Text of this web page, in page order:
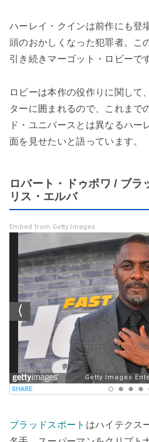
ハーレイ・クインは前作にも登
頭のおかしくなった犯罪者。こ
引き続きマーゴット・ロビーで
ロビーは本作の役作りに関して
ターに囲まれるので、これまで
ド・ユニバースとは異なるハー
面を見せたいと語っています。
ロバート・ドゥボワ / ブラ
リス・エルバ
Embed from Getty Images
ブラッドスポート はハイテクス